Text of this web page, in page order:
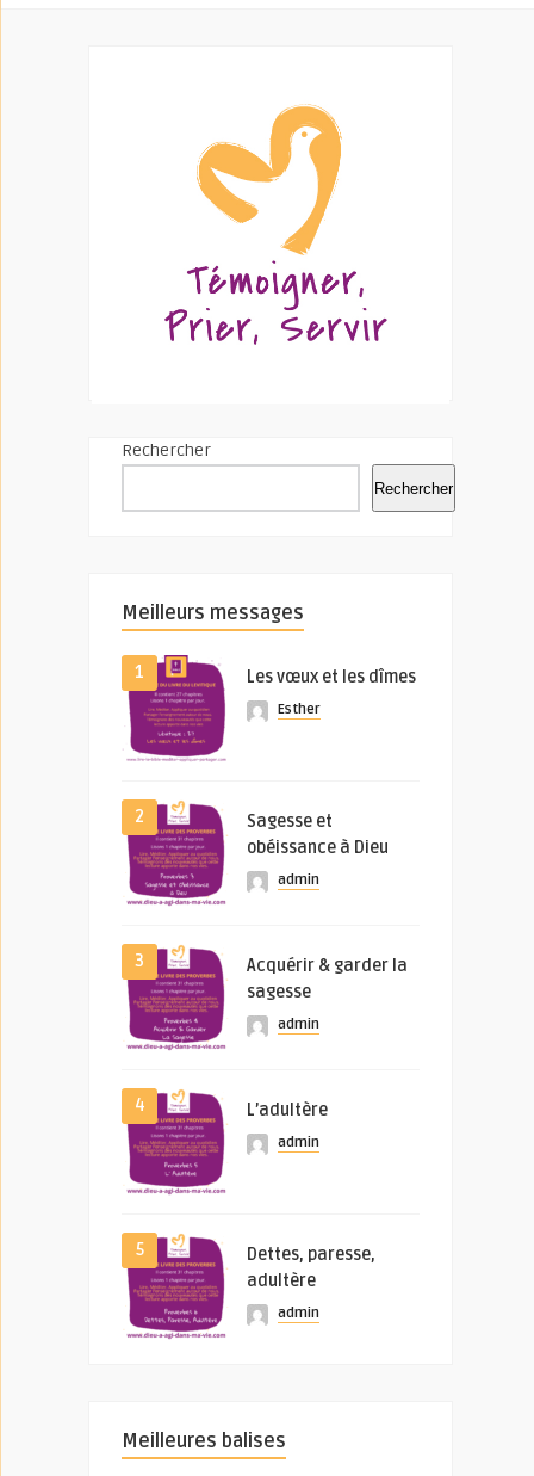
Rechercher
Rechercher
Meilleurs messages
1 Les vœux et les dîmes
Esther
2
Sagesse et
obéissance à Dieu
admin
3
Acquérir & garder la
sagesse
admin
4 L’adultère
admin
5
Dettes, paresse,
adultère
admin
Meilleures balises